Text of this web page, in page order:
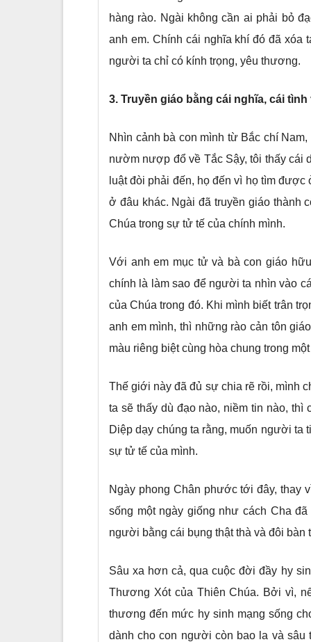
hàng rào. Ngài không cần ai phải bỏ
anh em. Chính cái nghĩa khí đó đã xóa
người ta chỉ có kính trọng, yêu thương.
3. Truyền giáo bằng cái nghĩa, cái
Nhìn cảnh bà con mình từ Bắc chí
nườm nượp đổ về Tắc Sậy, tôi thấy cái
luật đòi phải đến, họ đến vì họ tìm
ở đâu khác. Ngài đã truyền giáo thành
Chúa trong sự tử tế của chính mình.
Với anh em mục tử và bà con giáo
chính là làm sao để người ta nhìn vào
của Chúa trong đó. Khi mình biết trân
anh em mình, thì những rào cản tôn
màu riêng biệt cùng hòa chung trong
Thế giới này đã đủ sự chia rẽ rồi, mình
ta sẽ thấy dù đạo nào, niềm tin nào,
Diệp dạy chúng ta rằng, muốn người ta
sự tử tế của mình.
Ngày phong Chân phước tới đây, thay
sống một ngày giống như cách Cha
người bằng cái bụng thật thà và đôi bàn
Sâu xa hơn cả, qua cuộc đời đầy hy
Thương Xót của Thiên Chúa. Bởi vì,
thương đến mức hy sinh mạng sống
dành cho con người còn bao la và